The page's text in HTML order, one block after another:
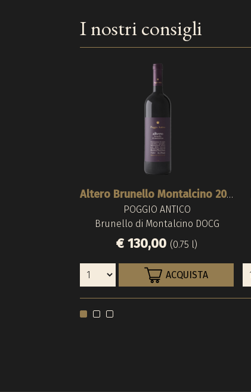
I nostri consigli
Altero Brunello Montalcino 2016
POGGIO ANTICO
Brunello di Montalcino DOCG
€ 130,00 (0.75 l)
ACQUISTA